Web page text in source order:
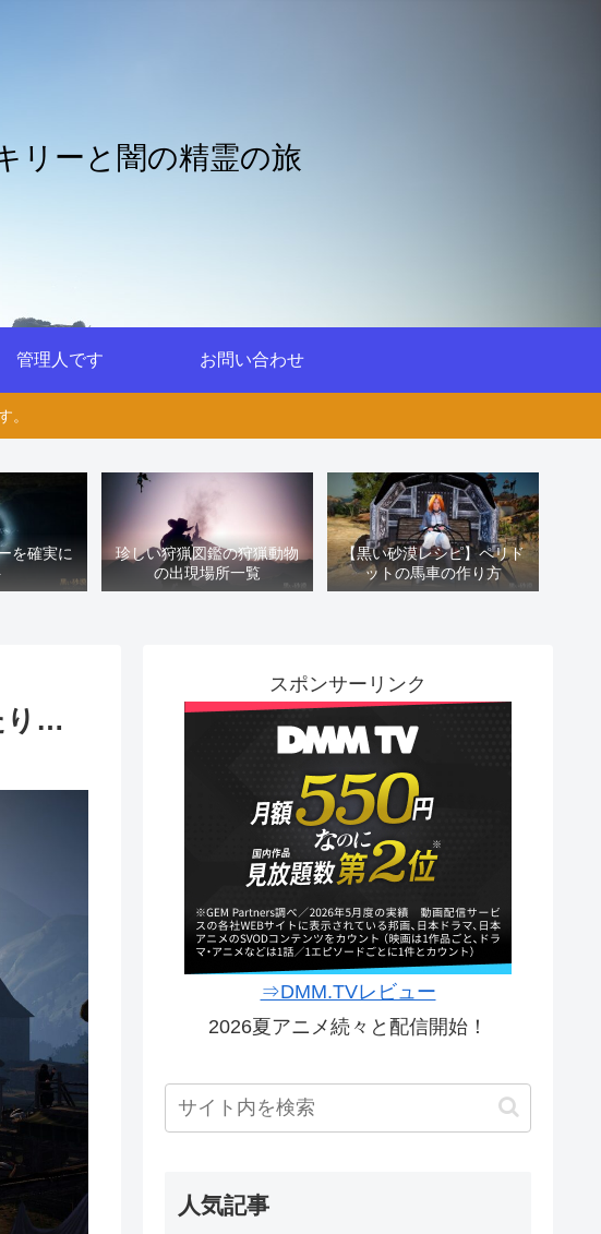
リーと闇の精霊の旅
管理人です お問い合わせ
。
を確実に
珍しい狩猟図鑑の狩猟動物
の出現場所一覧
【黒い砂漠レシピ】ペリド
ットの馬車の作り方
り…
スポンサーリンク
⇒DMM.TVレビュー
2026夏アニメ続々と配信開始！
人気記事